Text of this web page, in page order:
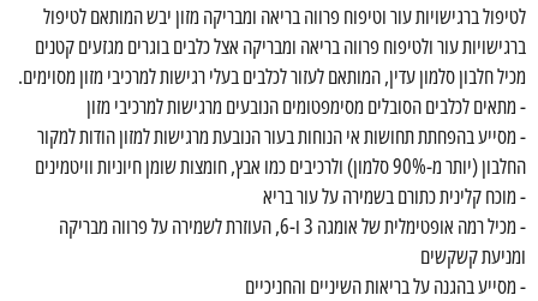
לטיפול ברגישויות עור וטיפוח פרווה בריאה ומבריקה מזון יבש המותאם לטיפול
ברגישויות עור ולטיפוח פרווה בריאה ומבריקה אצל כלבים בוגרים מגזעים קטנים
מכיל חלבון סלמון עדין, המותאם לעזור לכלבים בעלי רגישות למרכיבי מזון מסוימים.
- מתאים לכלבים הסובלים מסימפטומים הנובעים מרגישות למרכיבי מזון
- מסייע בהפחתת תחושות אי הנוחות בעור הנובעת מרגישות למזון הודות למקור
החלבון (יותר מ-90% סלמון) ולרכיבים כמו אבץ, חומצות שומן חיוניות וויטמינים
- מוכח קלינית כתורם בשמירה על עור בריא
- מכיל רמה אופטימלית של אומגה 3 ו-6, העוזרת לשמירה על פרווה מבריקה
ומניעת קשקשים
- מסייע בהגנה על בריאות השיניים והחניכיים